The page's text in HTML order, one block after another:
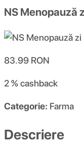
NS Menopauză
83.99 RON
2 %cashback
Categorie: Farma
Descriere